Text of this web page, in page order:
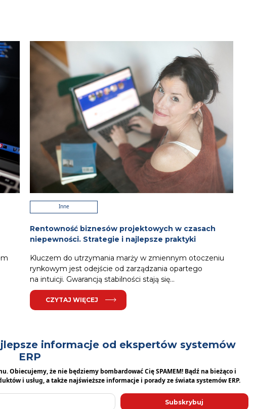
Inne
Rentowność biznesów projektowych w czasach
niepewności. Strategie i najlepsze praktyki
Kluczem do utrzymania marży w zmiennym otoczeniu
rynkowym jest odejście od zarządzania opartego
na intuicji. Gwarancją stabilności stają się...
CZYTAJ WIĘCEJ
informacje od ekspertów systemów
ERP
Obiecujemy, że nie będziemy bombardować Cię SPAMEM! Bądź na bieżąco i
i usług, a także najświeższe informacje i porady ze świata systemów ERP.